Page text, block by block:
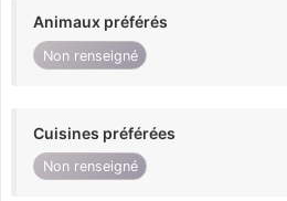
Animaux préférés
Non renseigné
Cuisines préférées
Non renseigné